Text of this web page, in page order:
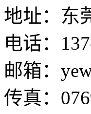
地址：东
电话：
邮箱：
传真：